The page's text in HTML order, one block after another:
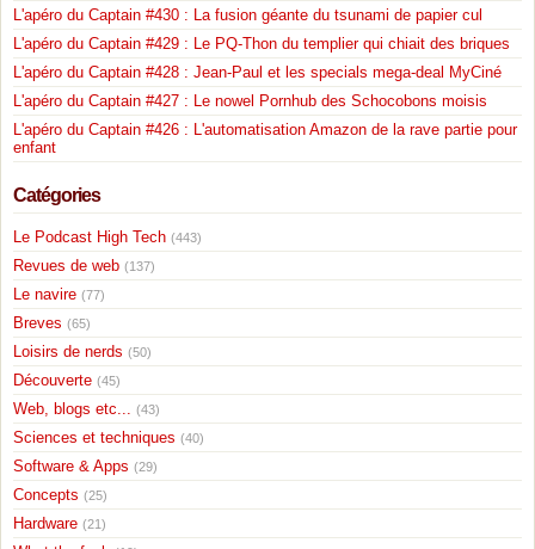
L'apéro du Captain #430 : La fusion géante du tsunami de papier cul
L'apéro du Captain #429 : Le PQ-Thon du templier qui chiait des briques
L'apéro du Captain #428 : Jean-Paul et les specials mega-deal MyCiné
L'apéro du Captain #427 : Le nowel Pornhub des Schocobons moisis
L'apéro du Captain #426 : L'automatisation Amazon de la rave partie pour
enfant
Catégories
Le Podcast High Tech (443)
Revues de web (137)
Le navire (77)
Breves (65)
Loisirs de nerds (50)
Découverte (45)
Web, blogs etc... (43)
Sciences et techniques (40)
Software & Apps (29)
Concepts (25)
Hardware (21)